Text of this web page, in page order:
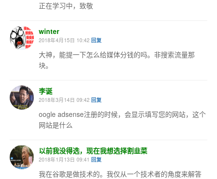
正在学习中，致敬
winter
2018年4月15日 10:42 回复
大神，能提一下怎么给媒体分钱的吗。非搜索流量那
块。
李诞
2018年3月14日 09:42 回复
oogle adsense注册的时候，会显示填写您的网站，这个
网站是什么
以前我没得选，现在我想选择割韭菜
2018年1月13日 09:41 回复
我在谷歌是做技术的。我仅从一个技术者的角度来解答